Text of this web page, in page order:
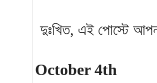
দুঃখিত, এই পোস্টে
October 4th